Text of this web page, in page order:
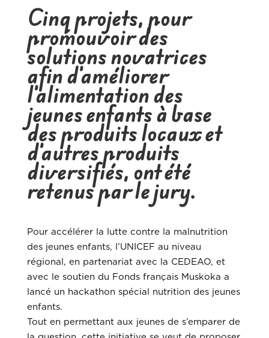
Cinq projets, pour
promouvoir des
solutions novatrices
afin d’améliorer
l’alimentation des
jeunes enfants à base
des produits locaux et
d’autres produits
diversifiés, ont été
retenus par le jury.
Pour accélérer la lutte contre la malnutrition
des jeunes enfants, l’UNICEF au niveau
régional, en partenariat avec la CEDEAO, et
avec le soutien du Fonds français Muskoka a
lancé un hackathon spécial nutrition des jeunes
enfants.
Tout en permettant aux jeunes de s’emparer de